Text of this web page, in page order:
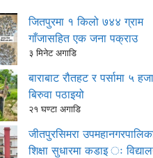
जितपुरमा १ किलो ७४४ ग्राम
गाँजासहित एक जना पक्राउ
३ मिनेट अगाडि
बाराबाट रौतहट र पर्सामा ५
बिरुवा पठाइयो
२१ घण्टा अगाडि
जीतपुरसिमरा
शिक्षा सुधारमा कडाइ ः